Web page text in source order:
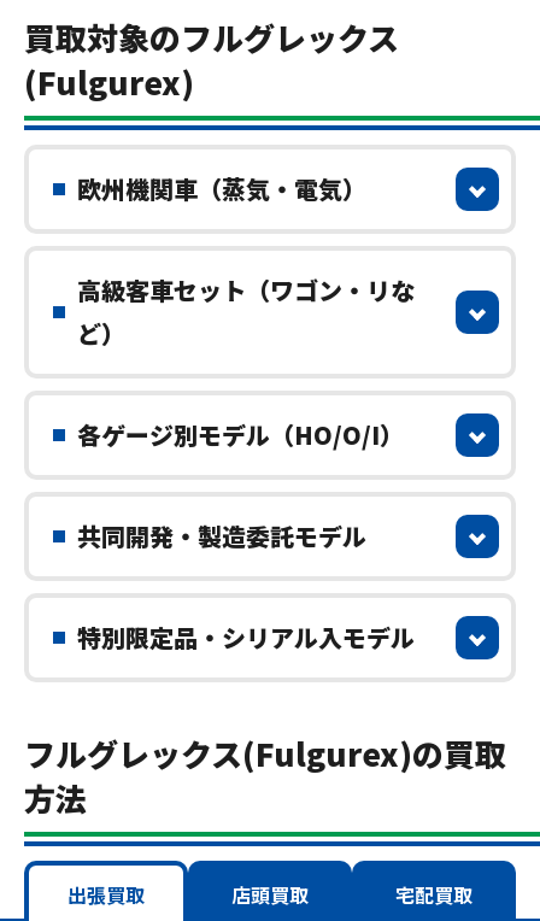
買取対象のフルグレックス
(Fulgurex)
欧州機関車（蒸気・電気）
高級客車セット（ワゴン・リな
ど）
各ゲージ別モデル（HO/O/I）
共同開発・製造委託モデル
特別限定品・シリアル入モデル
フルグレックス(Fulgurex)の買取
方法
出張買取 店頭買取 宅配買取